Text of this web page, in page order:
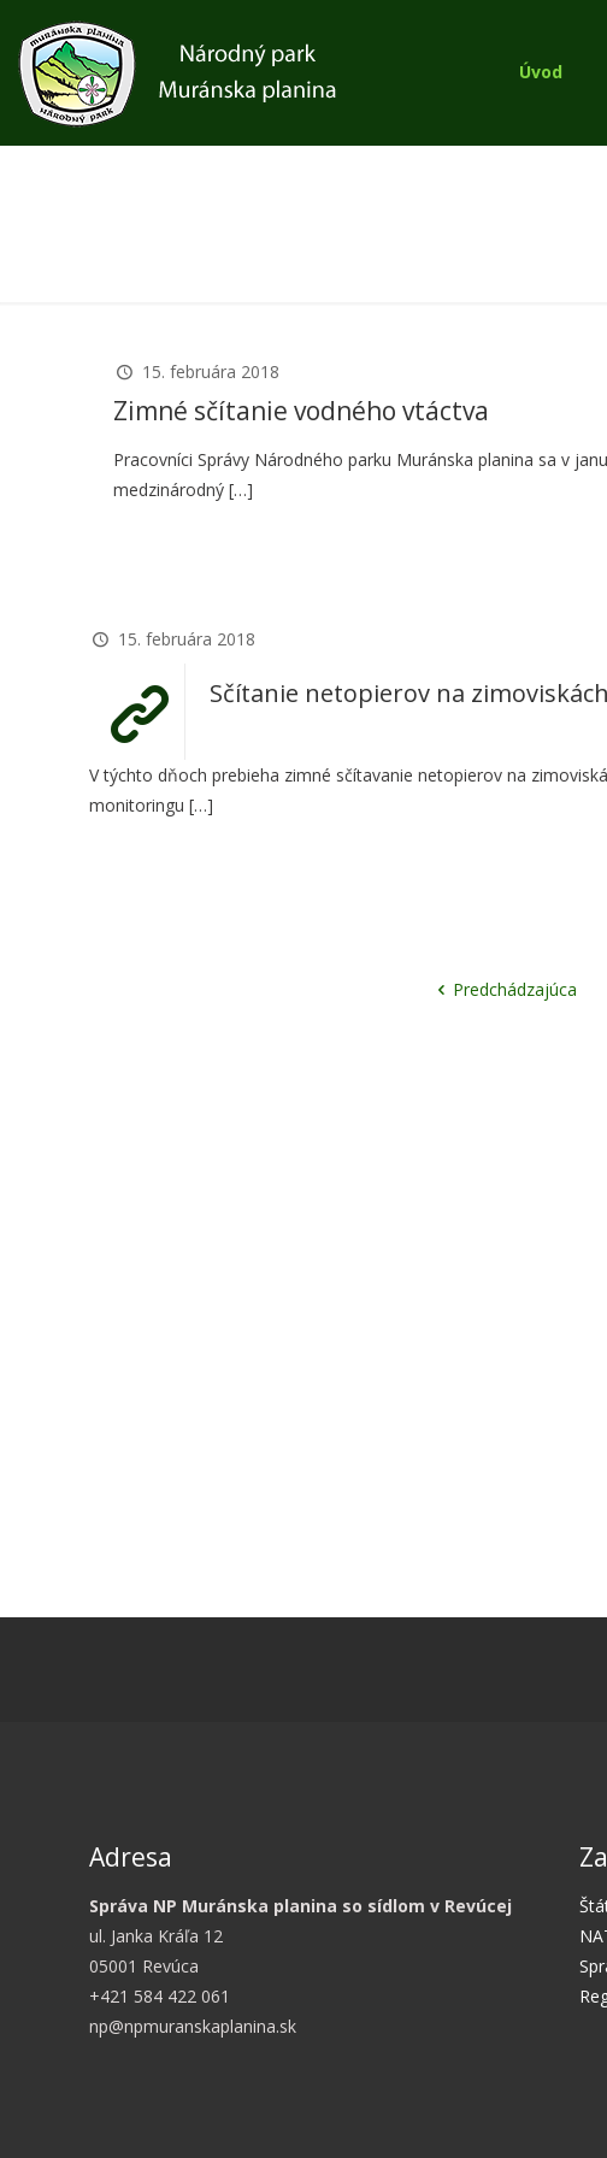
Úvod
15. februára 2018
Zimné sčítanie vodného vtáctva
Pracovníci Správy Národného parku Muránska planina sa v
medzinárodný […]
15. februára 2018
Sčítanie netopierov na zimoviskách
V týchto dňoch prebieha zimné sčítavanie netopierov na
monitoringu […]
Predchádzajúca
Adresa
Správa NP Muránska planina so sídlom v Revúcej
ul. Janka Kráľa 12
05001 Revúca
+421 584 422 061
np@npmuranskaplanina.sk